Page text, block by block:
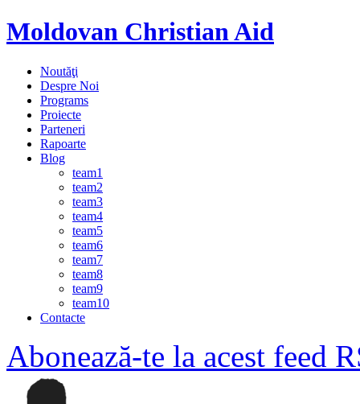
Moldovan Christian Aid
Noutăţi
Despre Noi
Programs
Proiecte
Parteneri
Rapoarte
Blog
team1
team2
team3
team4
team5
team6
team7
team8
team9
team10
Contacte
Abonează-te la acest feed